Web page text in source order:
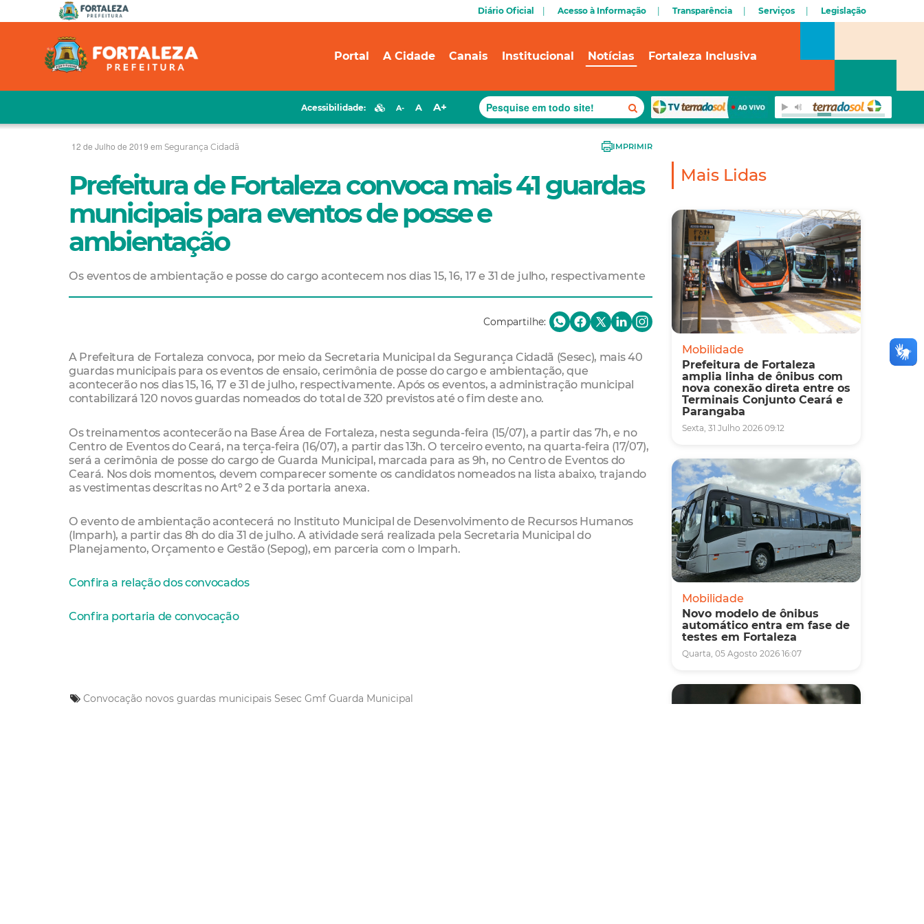
Diário Oficial Acesso à Informação Transparência Serviços Legislação
Portal A Cidade Canais Institucional Notícias Fortaleza Inclusiva
Acessibilidade: A- A A+
12 de Julho de 2019 em Segurança Cidadã IMPRIMIR
Prefeitura de Fortaleza convoca mais 41 guardas
municipais para eventos de posse e
ambientação
Os eventos de ambientação e posse do cargo acontecem nos dias 15, 16, 17 e 31 de julho, respectivamente
Compartilhe:
A Prefeitura de Fortaleza convoca, por meio da Secretaria Municipal da Segurança Cidadã (Sesec), mais 40
guardas municipais para os eventos de ensaio, cerimônia de posse do cargo e ambientação, que
acontecerão nos dias 15, 16, 17 e 31 de julho, respectivamente. Após os eventos, a administração municipal
contabilizará 120 novos guardas nomeados do total de 320 previstos até o fim deste ano.
Os treinamentos acontecerão na Base Área de Fortaleza, nesta segunda-feira (15/07), a partir das 7h, e no
Centro de Eventos do Ceará, na terça-feira (16/07), a partir das 13h. O terceiro evento, na quarta-feira (17/07),
será a cerimônia de posse do cargo de Guarda Municipal, marcada para as 9h, no Centro de Eventos do
Ceará. Nos dois momentos, devem comparecer somente os candidatos nomeados na lista abaixo, trajando
as vestimentas descritas no Artº 2 e 3 da portaria anexa.
O evento de ambientação acontecerá no Instituto Municipal de Desenvolvimento de Recursos Humanos
(Imparh), a partir das 8h do dia 31 de julho. A atividade será realizada pela Secretaria Municipal do
Planejamento, Orçamento e Gestão (Sepog), em parceria com o Imparh.
Confira a relação dos convocados
Confira portaria de convocação
Convocação novos guardas municipais Sesec Gmf Guarda Municipal
Mais Lidas
Mobilidade
Prefeitura de Fortaleza
amplia linha de ônibus com
nova conexão direta entre os
Terminais Conjunto Ceará e
Parangaba
Sexta, 31 Julho 2026 09:12
Mobilidade
Novo modelo de ônibus
automático entra em fase de
testes em Fortaleza
Quarta, 05 Agosto 2026 16:07